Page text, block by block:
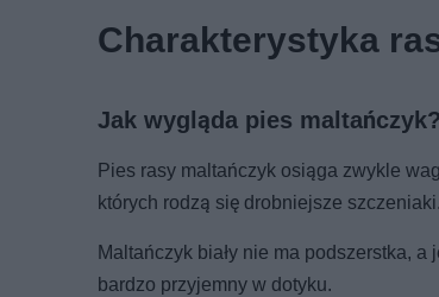
Charakterystyka
Jak wygląda pies maltańczyk?
Pies rasy maltańczyk osiąga zwykle
których rodzą się drobniejsze
Maltańczyk biały nie ma podszerstka,
bardzo przyjemny w dotyku.